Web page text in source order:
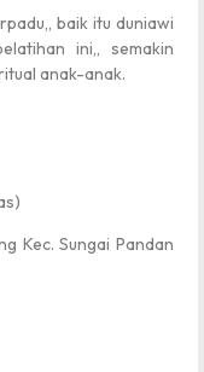
baik itu duniawi
ini,, semakin
anak-anak.
Kec. Sungai Pandan